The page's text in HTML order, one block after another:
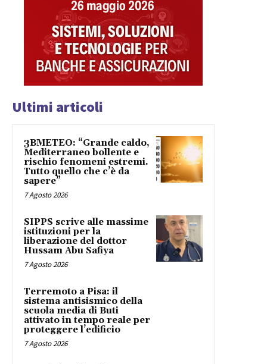
Ultimi articoli
3BMETEO: “Grande caldo,
Mediterraneo bollente e
rischio fenomeni estremi.
Tutto quello che c’è da
sapere”
7 Agosto 2026
SIPPS scrive alle massime
istituzioni per la
liberazione del dottor
Hussam Abu Safiya
7 Agosto 2026
Terremoto a Pisa: il
sistema antisismico della
scuola media di Buti
attivato in tempo reale per
proteggere l’edificio
7 Agosto 2026